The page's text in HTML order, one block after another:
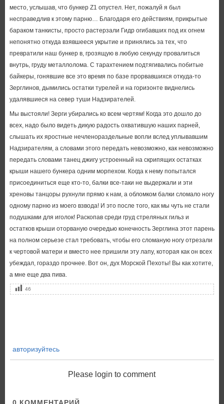
место, услышав, что бункер Z1 опустел. Нет, пожалуй я был
несправедлив к этому парню… Благодаря его действиям, прикрытые
бараком танкисты, просто растерзали Гидр огибавших под их огнем
непонятно откуда взявшееся укрытие и принялись за тех, что
превратили наш бункер в, грозящую в любую секунду провалиться
внутрь, груду металлолома. С тарахтением подтягивались побитые
байкеры, гонявшие все это время по базе прорвавшихся откуда-то
Зерглинов, дымились остатки турелей и на горизонте виднелись
удалявшиеся на север туши Надзирателей.
Мы выстояли! Зерги убирались ко всем чертям! Когда это дошло до
всех, надо было видеть дикую радость охватившую наших парней,
слышать их яростные нечленораздельные вопли вслед уплывавшим
Надзирателям, а словами этого передать невозможно, как невозможно
передать словами танец джигу устроенный на скрипящих остатках
крыши нашего бункера одним морпехом. Когда к нему попытался
присоединиться еще кто-то, балки все-таки не выдержали и эти
хреновы танцоры рухнули прямо к нам, а обломком балки сломало ногу
одному парню из моего взвода! И это после того, как мы чуть не стали
подушками для иголок! Раскопав среди груд стреляных гильз и
остатков крыши оторваную очередью конечность Зерглина этот парень
на полном серьезе стал требовать, чтобы его сломаную ногу отрезали
к чертовой матери и вместо нее пришили эту лапу, которая как он всех
убеждал, гораздо прочнее. Вот он, дух Морской Пехоты! Вы как хотите,
а мне еще два пива.
46
авторизуйтесь
Please login to comment